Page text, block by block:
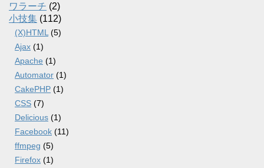
ワラーチ (2)
小技集 (112)
(X)HTML (5)
Ajax (1)
Apache (1)
Automator (1)
CakePHP (1)
CSS (7)
Delicious (1)
Facebook (11)
ffmpeg (5)
Firefox (1)